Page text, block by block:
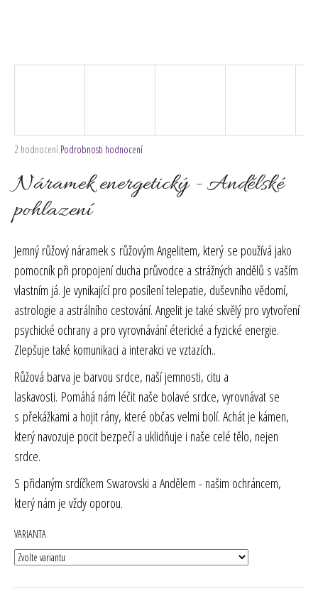
Průměrné
produktu
je
z
hvězdiček.
2 hodnocení Podrobnosti hodnocení
Náramek energetický - Andělské
pohlazení
Jemný růžový náramek s růžovým Angelitem, který se používá jako
pomocník při propojení ducha průvodce a strážných andělů s vaším
vlastním já. Je vynikající pro posílení telepatie, duševního vědomí,
astrologie a astrálního cestování. Angelit je také skvělý pro vytvoření
psychické ochrany a pro vyrovnávání éterické a fyzické energie.
Zlepšuje také komunikaci a interakci ve vztazích..
Růžová barva je barvou srdce, naší jemnosti, citu a
laskavosti. Pomáhá nám léčit naše bolavé srdce, vyrovnávat se
s překážkami a hojit rány, které občas velmi bolí. Achát je kámen,
který navozuje pocit bezpečí a uklidňuje i naše celé tělo, nejen
srdce.
S přidaným srdíčkem Swarovski a Andělem - našim ochráncem,
který nám je vždy oporou.
VARIANTA
m